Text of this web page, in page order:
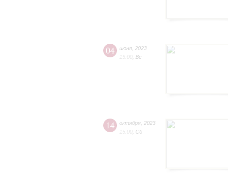
04 июня 2023
15:00 Вс
14 октября 2023
15:00 Сб